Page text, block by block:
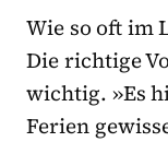
Wie so oft im
Die richtige
wichtig. »Es
Ferien